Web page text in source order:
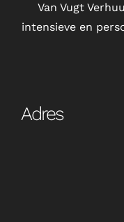
Van Vugt
intensieve en
Adres